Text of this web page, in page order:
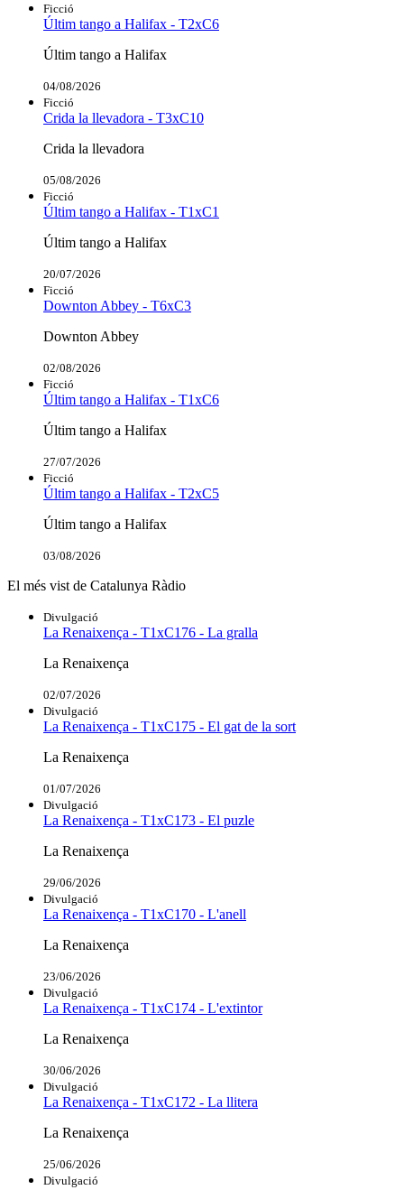
Ficció
Últim tango a Halifax - T2xC6
Últim tango a Halifax
04/08/2026
Ficció
Crida la llevadora - T3xC10
Crida la llevadora
05/08/2026
Ficció
Últim tango a Halifax - T1xC1
Últim tango a Halifax
20/07/2026
Ficció
Downton Abbey - T6xC3
Downton Abbey
02/08/2026
Ficció
Últim tango a Halifax - T1xC6
Últim tango a Halifax
27/07/2026
Ficció
Últim tango a Halifax - T2xC5
Últim tango a Halifax
03/08/2026
El més vist de Catalunya Ràdio
Divulgació
La Renaixença - T1xC176 - La gralla
La Renaixença
02/07/2026
Divulgació
La Renaixença - T1xC175 - El gat de la sort
La Renaixença
01/07/2026
Divulgació
La Renaixença - T1xC173 - El puzle
La Renaixença
29/06/2026
Divulgació
La Renaixença - T1xC170 - L'anell
La Renaixença
23/06/2026
Divulgació
La Renaixença - T1xC174 - L'extintor
La Renaixença
30/06/2026
Divulgació
La Renaixença - T1xC172 - La llitera
La Renaixença
25/06/2026
Divulgació